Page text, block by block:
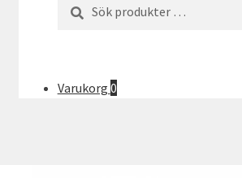
efter:
Varukorg 0